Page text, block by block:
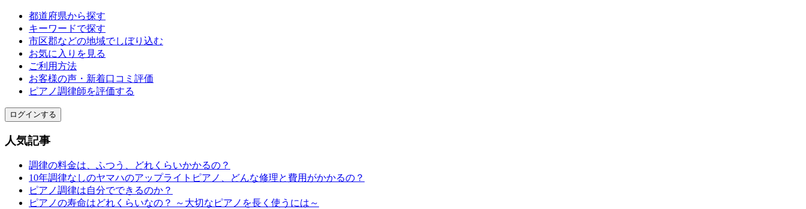
都道府県から探す
キーワードで探す
市区郡などの地域でしぼり込む
お気に入りを見る
ご利用方法
お客様の声・新着口コミ評価
ピアノ調律師を評価する
ログインする
人気記事
調律の料金は、ふつう、どれくらいかかるの？
10年調律なしのヤマハのアップライトピアノ、どんな修理と費用がかかるの？
ピアノ調律は自分でできるのか？
ピアノの寿命はどれくらいなの？ ～大切なピアノを長く使うには～